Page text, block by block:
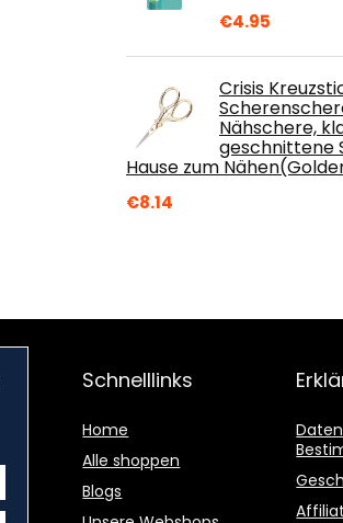
€4.95
Crisis
Nähschere,
geschnittene
Hause zum
€8.14
Schnelllinks
Home
Alle shoppen
Blogs